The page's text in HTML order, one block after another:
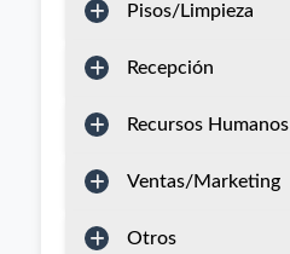
Pisos/Limpieza
Recepción
Recursos Humanos
Ventas/Marketing
Otros